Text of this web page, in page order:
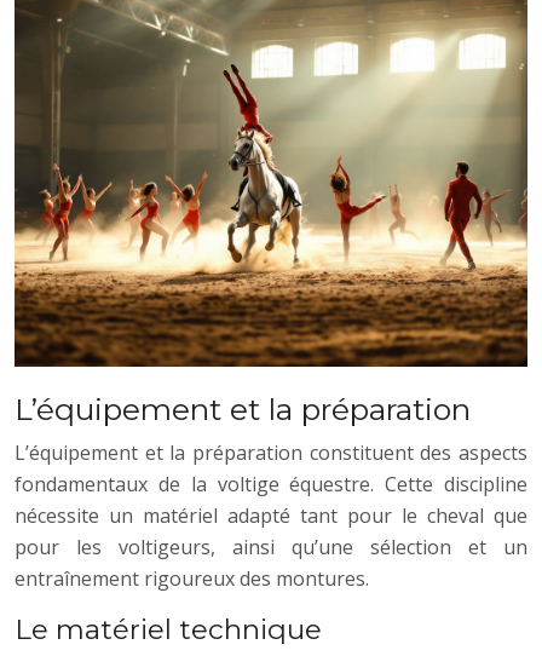
L’équipement et la préparation
L’équipement et la préparation constituent des aspects
fondamentaux de la voltige équestre. Cette discipline
nécessite un matériel adapté tant pour le cheval que
pour les voltigeurs, ainsi qu’une sélection et un
entraînement rigoureux des montures.
Le matériel technique